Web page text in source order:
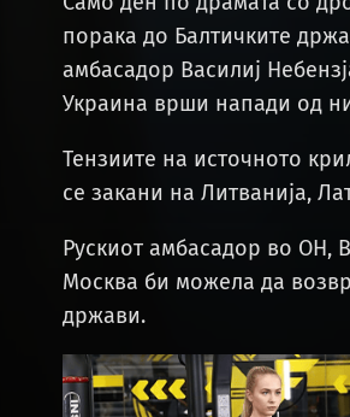
порака до Балтичките
амбасадор Василиј
Украина врши напади од
Тензиите на источното
се закани на Литванија,
Рускиот амбасадор во ОН,
Москва би можела да
држави.